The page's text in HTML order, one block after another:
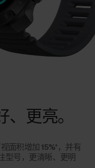
更亮。
面积增加 15%*，并有
型号，更清晰、更明